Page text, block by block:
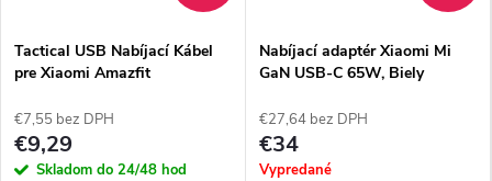
Tactical USB Nabíjací Kábel
pre Xiaomi Amazfit
€7,55 bez DPH
€9,29
Skladom do 24/48 hod
Nabíjací adaptér Xiaomi Mi
GaN USB-C 65W, Biely
€27,64 bez DPH
€34
Vypredané